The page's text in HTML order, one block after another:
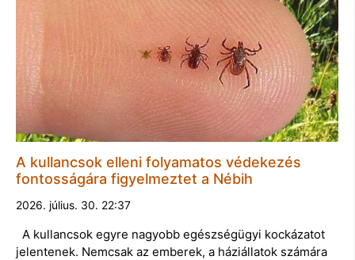
A kullancsok elleni folyamatos védekezés
fontosságára figyelmeztet a Nébih
2026. július. 30. 22:37
A kullancsok egyre nagyobb egészségügyi kockázatot
jelentenek. Nemcsak az emberek, a háziállatok számára